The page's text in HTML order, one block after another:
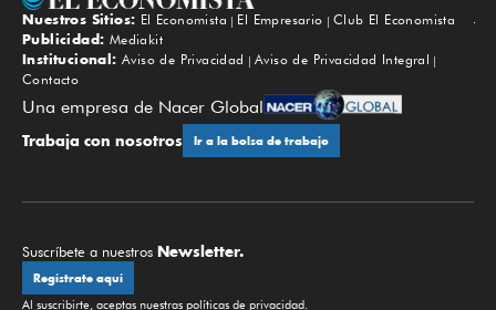
Subir
Nuestros Sitios: El Economista El Empresario
Club El Economista
Publicidad: Mediakit
Institucional: Aviso de Privacidad
Aviso de Privacidad Integral
Contacto
Una empresa de Nacer Global
Trabaja con nosotros Ir a la bolsa de trabajo
Suscríbete a nuestros Newsletter.
Regístrate aquí
Al suscribirte, aceptas nuestras políticas de privacidad.